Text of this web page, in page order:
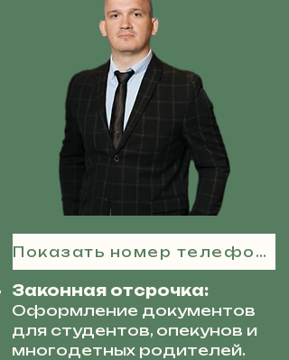
Показать номер телефона
Законная отсрочка:
Оформление документов
для студентов, опекунов и
многодетных родителей.